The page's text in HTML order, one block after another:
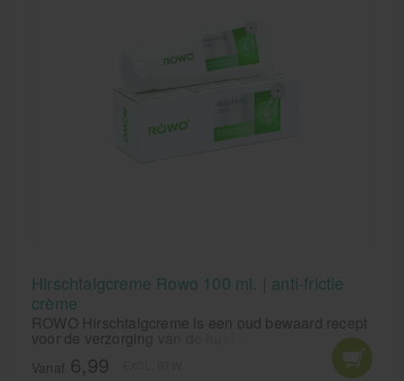
Hirschtalgcreme Rowo 100 ml. | anti-frictie
crème
ROWO Hirschtalgcreme is een oud bewaard recept
voor de verzorging van de huid en de voet.
Hirschtalgcreme van ROWO verzorgt en reinigt de
huid. Perfect bij schaafwonden en doorlig plekken!
Vanaf 6,99